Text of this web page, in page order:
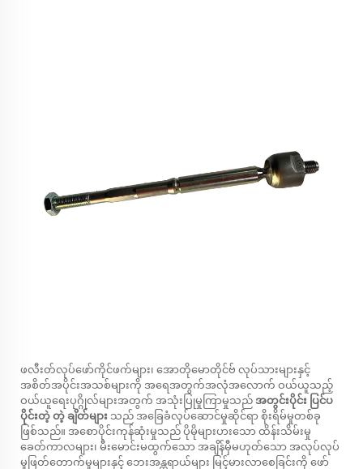
ဖလီးတ်လုပ်ဖော်ကိုင်ဖက်များ၊ အောတိုမောတိုင်ဗ် လုပ်သားများနှင့်
အစိတ်အပိုင်းအသစ်များကို အရေအတွက်အလုံအလောက် ဝယ်ယူသည့်
ဝယ်ယူရေးပုဂ္ဂိုလ်များအတွက် အသုံးပြုမှုကြာမှုသည် အတွင်းပိုင်း ပြင်ပ
ပိုင်းတဲ့ တဲ့ ချိတ်များ သည် အခြေခံလုပ်ဆောင်မှုဆိုင်ရာ စိုးရိမ်မှုတစ်ခု
ဖြစ်သည်။ အစောပိုင်းကုန်ဆုံးမှုသည် ပိုမိုများပားသော ထိန်းသိမ်းမှု
ခေတ်ကာလများ၊ မီးမောင်းမထွက်သော အချိန်မှီမဟုတ်သော အလုပ်လုပ်
မှုဖြတ်တောက်မှုများနှင့် ဘေးအန္တရာယ်များ မြင့်မားလာစေခြင်းကို ဖော်